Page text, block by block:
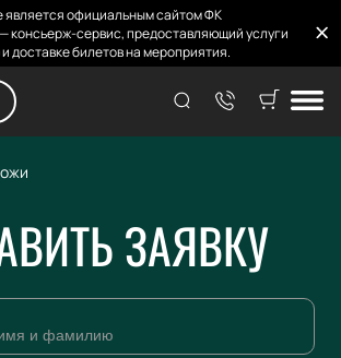
является официальным сайтом ФК
консьерж-сервис, предоставляющий услуги
доставке билетов на мероприятия.
ЗАЯВКУ